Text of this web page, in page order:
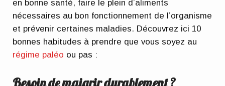
en bonne santé, faire le plein d’aliments
nécessaires au bon fonctionnement de l’organisme
et prévenir certaines maladies. Découvrez ici 10
bonnes habitudes à prendre que vous soyez au
régime paléo ou pas :
Besoin de maigrir durablement ?